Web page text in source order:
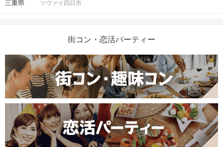
服装 清潔感のある服装でお越しください。
注意事項
※各種キャンペーン・クーポンは適用
外です、ご了承下さい。
※ご参加の皆さまに気持ちよく参加し
ていただくためにも、
お客様やスタッフに対し利用規約に
反する行為があった場合は
三重県 ツヴァイ四日市
街コン・恋活パーティー